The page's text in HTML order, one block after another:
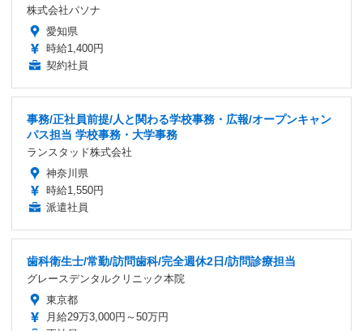
株式会社パソナ
愛知県
時給1,400円
契約社員
事務/正社員前提/人と関わる学校事務・広報/オープンキャン
パス担当 学校事務・大学事務
ランスタッド株式会社
神奈川県
時給1,550円
派遣社員
歯科衛生士/常勤/訪問歯科/完全週休2日/訪問診療担当
グレースデンタルクリニック本院
東京都
月給29万3,000円～50万円